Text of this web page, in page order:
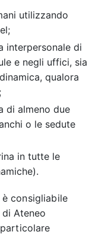
utilizzando
interpersonale di
e negli uffici, sia
qualora
di almeno due
o le sedute
in tutte le
consigliabile
Ateneo